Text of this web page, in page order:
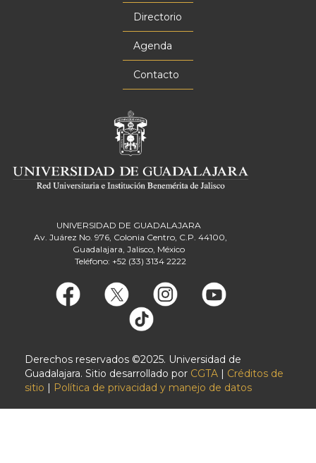
Directorio
Agenda
Contacto
UNIVERSIDAD DE GUADALAJARA
Av. Juárez No. 976, Colonia Centro, C.P. 44100,
Guadalajara, Jalisco, México
Teléfono: +52 (33) 3134 2222
Derechos reservados ©2025. Universidad de
Guadalajara. Sitio desarrollado por CGTA | Créditos de
sitio | Política de privacidad y manejo de datos